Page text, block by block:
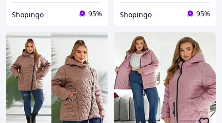
Shopingo 95% Shopingo 95%